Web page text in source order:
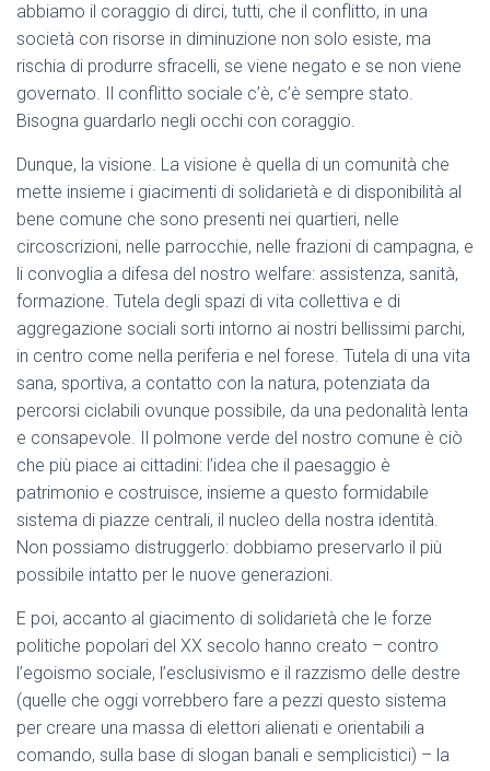
abbiamo il coraggio di dirci, tutti, che il conflitto, in una
società con risorse in diminuzione non solo esiste, ma
rischia di produrre sfracelli, se viene negato e se non viene
governato. Il conflitto sociale c’è, c’è sempre stato.
Bisogna guardarlo negli occhi con coraggio.
Dunque, la visione. La visione è quella di un comunità che
mette insieme i giacimenti di solidarietà e di disponibilità al
bene comune che sono presenti nei quartieri, nelle
circoscrizioni, nelle parrocchie, nelle frazioni di campagna, e
li convoglia a difesa del nostro welfare: assistenza, sanità,
formazione. Tutela degli spazi di vita collettiva e di
aggregazione sociali sorti intorno ai nostri bellissimi parchi,
in centro come nella periferia e nel forese. Tutela di una vita
sana, sportiva, a contatto con la natura, potenziata da
percorsi ciclabili ovunque possibile, da una pedonalità lenta
e consapevole. Il polmone verde del nostro comune è ciò
che più piace ai cittadini: l’idea che il paesaggio è
patrimonio e costruisce, insieme a questo formidabile
sistema di piazze centrali, il nucleo della nostra identità.
Non possiamo distruggerlo: dobbiamo preservarlo il più
possibile intatto per le nuove generazioni.
E poi, accanto al giacimento di solidarietà che le forze
politiche popolari del XX secolo hanno creato – contro
l’egoismo sociale, l’esclusivismo e il razzismo delle destre
(quelle che oggi vorrebbero fare a pezzi questo sistema
per creare una massa di elettori alienati e orientabili a
comando, sulla base di slogan banali e semplicistici) – la